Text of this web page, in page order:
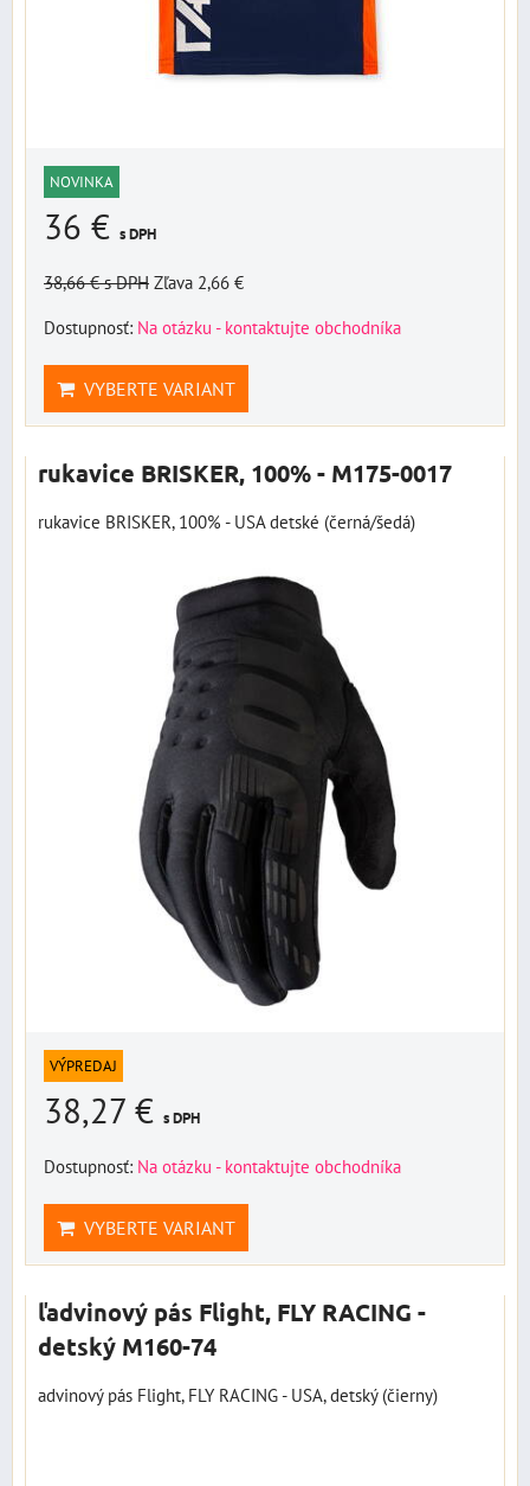
NOVINKA
36 € s DPH
38,66 €s DPH Zľava 2,66 €
Dostupnosť: Na otázku - kontaktujte obchodníka
VYBERTE VARIANT
rukavice BRISKER, 100% - M175-0017
rukavice BRISKER, 100% - USA detské (černá/šedá)
VÝPREDAJ
38,27 € s DPH
Dostupnosť: Na otázku - kontaktujte obchodníka
VYBERTE VARIANT
ľadvinový pás Flight, FLY RACING -
detský M160-74
advinový pás Flight, FLY RACING - USA, detský (čierny)